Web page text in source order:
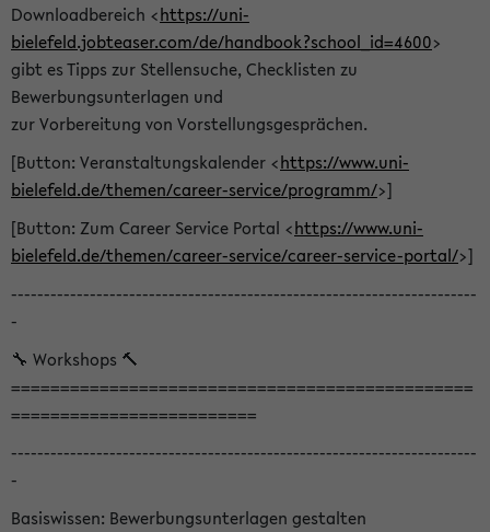
Downloadbereich <https://uni-
bielefeld.jobteaser.com/de/handbook?school_id=4600>
gibt es Tipps zur Stellensuche, Checklisten zu
Bewerbungsunterlagen und
zur Vorbereitung von Vorstellungsgesprächen.
[Button: Veranstaltungskalender <https://www.uni-
bielefeld.de/themen/career-service/programm/>]
[Button: Zum Career Service Portal <https://www.uni-
bielefeld.de/themen/career-service/career-service-portal/>]
-----------------------------------------------------------------------
-
🔧 Workshops 🔨
===============================================
=========================
-----------------------------------------------------------------------
-
Basiswissen: Bewerbungsunterlagen gestalten